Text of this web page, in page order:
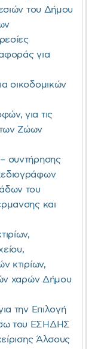
του Δήμου
για
οικοδομικών
για τις
Ζώων
συντήρησης
του
και
κτιρίων,
χαρών Δήμου
την Επιλογή
του ΕΣΗΔΗΣ
Άλσους